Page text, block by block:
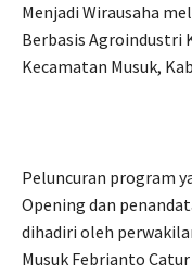
Menjadi Wirausaha
Berbasis Agroindustri
Kecamatan Musuk,
Peluncuran program
Opening dan
dihadiri oleh
Musuk Febrianto